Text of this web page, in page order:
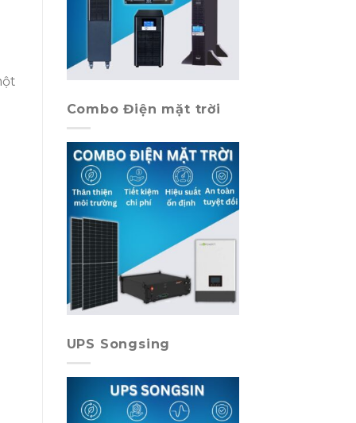
Combo Điện mặt trời
UPS Songsing